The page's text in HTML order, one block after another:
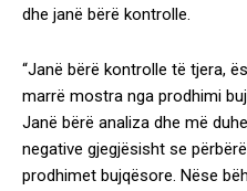
dhe janë bërë kontrolle.
“Janë bërë kontrolle të tjera,
marrë mostra nga prodhimi
Janë bërë analiza dhe më
negative gjegjësisht se
prodhimet bujqësore. Nëse